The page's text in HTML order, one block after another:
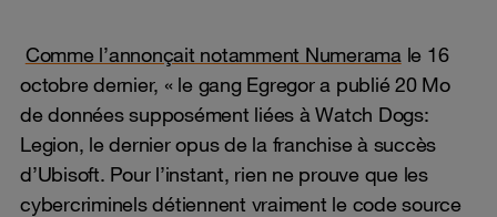
Comme l’annonçait notamment Numerama le 16
octobre dernier, « le gang Egregor a publié 20 Mo
de données supposément liées à Watch Dogs:
Legion, le dernier opus de la franchise à succès
d’Ubisoft. Pour l’instant, rien ne prouve que les
cybercriminels détiennent vraiment le code source